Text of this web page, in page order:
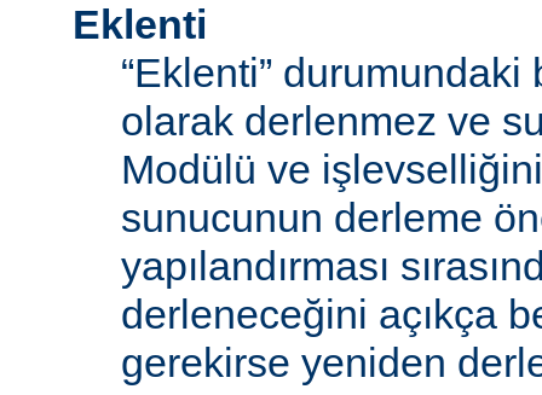
Eklenti
“Eklenti”
olarak derlenmez ve
Modülü ve
sunucunun derleme
yapılandırması
derleneceğini açıkça
gerekirse yeniden